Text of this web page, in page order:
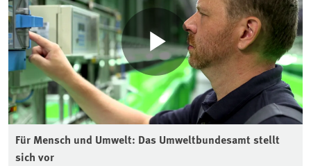
Für Mensch und Umwelt: Das Umweltbundesamt stellt
sich vor